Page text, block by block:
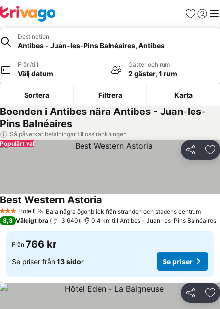
Favoriter
Logga
Destination
Antibes - Juan-les-Pins Balnéaires, Antibes
Från/till
Välj datum
Gäster och rum
2 gäster, 1 rum
Sortera Filtrera Karta
Boenden i Antibes nära Antibes - Juan-les-
Pins Balnéaires
Så påverkar betalningar till oss rankningen
Dela
Populärt val
3 StjärnorHotell Bara några ögonblick från stranden och stadens centrumSe
Best Western Astoria
8,3 Väldigt bra 3 640 0.4 km till Antibes - Juan-les-Pins Balnéaires
Från 766 kr
Se priser från 13 sidor Se priser
Dela